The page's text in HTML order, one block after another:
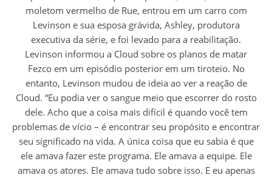
moletom vermelho de Rue, entrou em um carro com
Levinson e sua esposa grávida, Ashley, produtora
executiva da série, e foi levado para a reabilitação.
Levinson informou a Cloud sobre os planos de matar
Fezco em um episódio posterior em um tiroteio. No
entanto, Levinson mudou de ideia ao ver a reação de
Cloud. “Eu podia ver o sangue meio que escorrer do rosto
dele. Acho que a coisa mais difícil é quando você tem
problemas de vício – é encontrar seu propósito e encontrar
seu significado na vida. A única coisa que eu sabia é que
ele amava fazer este programa. Ele amava a equipe. Ele
amava os atores. Ele amava tudo sobre isso. E eu apenas